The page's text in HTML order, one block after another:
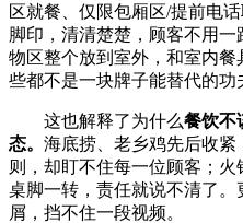
区就餐、仅限包厢区/提前电
脚印，清清楚楚，顾客不用一
物区整个放到室外，和室内
些都不是一块牌子能替代的功
这也解释了为什么餐饮不
态。 海底捞、老乡鸡先后收
则，却盯不住每一位顾客；
桌脚一转，责任就说不清了
屑，挡不住一段视频。